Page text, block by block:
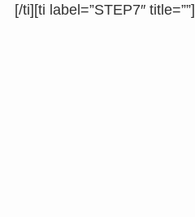
[/ti][ti label=”STEP7″ title=””]